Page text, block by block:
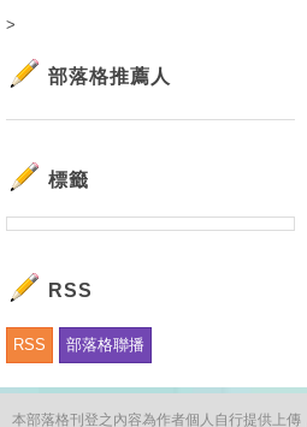
>
部落格推薦人
標籤
RSS
RSS 部落格聯播
本部落格刊登之內容為作者個人自行提供上傳